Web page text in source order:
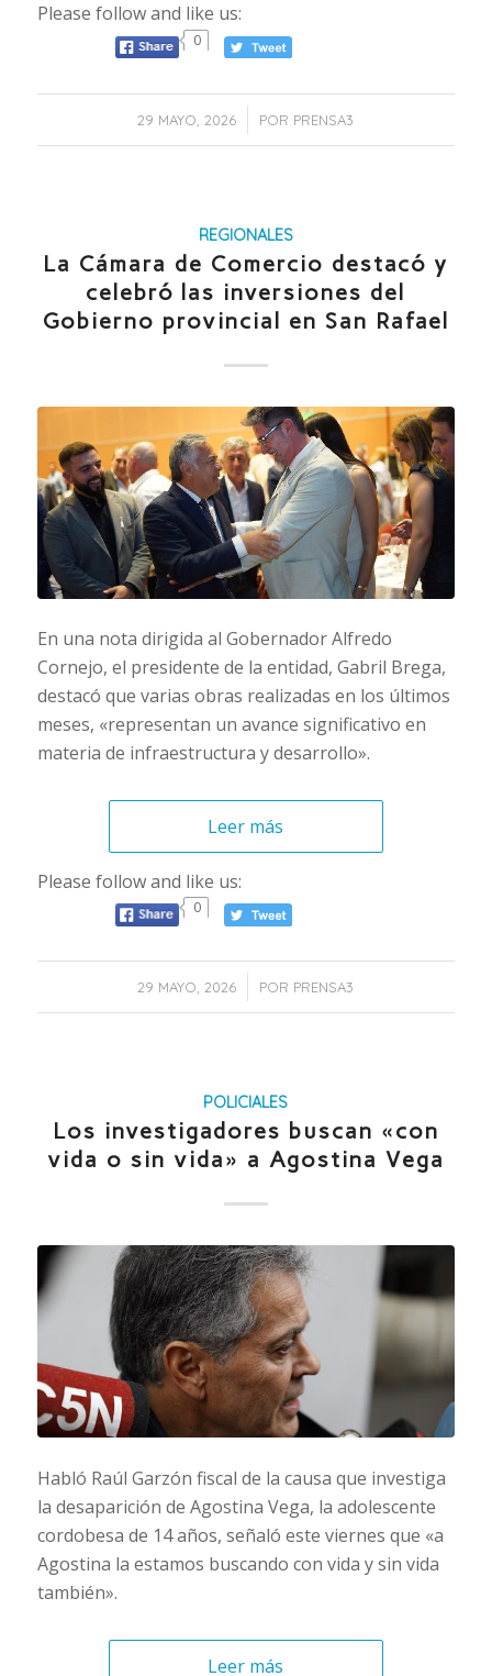
Please follow and like us:
0
29 MAYO, 2026
/ POR PRENSA3
REGIONALES
La Cámara de Comercio destacó y
celebró las inversiones del
Gobierno provincial en San Rafael
En una nota dirigida al Gobernador Alfredo
Cornejo, el presidente de la entidad, Gabril Brega,
destacó que varias obras realizadas en los últimos
meses, «representan un avance significativo en
materia de infraestructura y desarrollo».
Leer más
Please follow and like us:
0
29 MAYO, 2026
/ POR PRENSA3
POLICIALES
Los investigadores buscan «con
vida o sin vida» a Agostina Vega
Habló Raúl Garzón fiscal de la causa que investiga
la desaparición de Agostina Vega, la adolescente
cordobesa de 14 años, señaló este viernes que «a
Agostina la estamos buscando con vida y sin vida
también».
Leer más